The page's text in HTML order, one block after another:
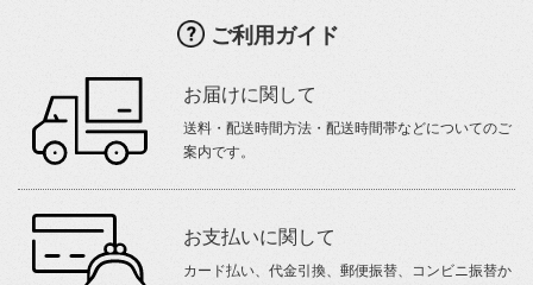
ご利用ガイド
お届けに関して
送料・配送時間方法・配送時間帯などについてのご
案内です。
お支払いに関して
カード払い、代金引換、郵便振替、コンビニ振替か